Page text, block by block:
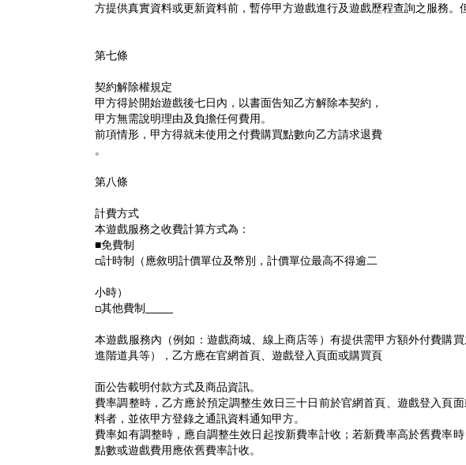
方提供真實資料或更新資料前，暫停甲方遊戲進行及遊戲歷程查詢之服務。
第七條
契約解除權規定
甲方得於開始遊戲後七日內，以書面告知乙方解除本契約，
甲方無需說明理由及負擔任何費用。
前項情形，甲方得就未使用之付費購買點數向乙方請求退費
。
第八條
計費方式
本遊戲服務之收費計算方式為：
■免費制
□計時制（應敘明計價單位及幣別，計價單位最高不得逾二
小時）
□其他費制_____
本遊戲服務內（例如：遊戲商城、線上商店等）有提供需甲方額外付費購
進階道具等），乙方應在官網首頁、遊戲登入頁面或購買頁
面公告載明付款方式及商品資訊。
費率調整時，乙方應於預定調整生效日三十日前於官網首頁、遊戲登入頁
料者，並依甲方登錄之通訊資料通知甲方。
費率如有調整時，應自調整生效日起按新費率計收；若新費率高於舊費率
點數或遊戲費用應依舊費率計收。